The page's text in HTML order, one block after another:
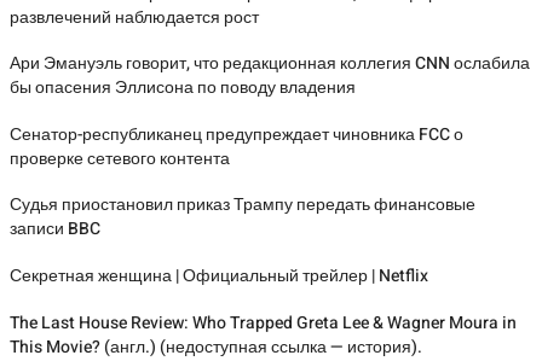
развлечений наблюдается рост
Ари Эмануэль говорит, что редакционная коллегия CNN ослабила
бы опасения Эллисона по поводу владения
Сенатор-республиканец предупреждает чиновника FCC о
проверке сетевого контента
Судья приостановил приказ Трампу передать финансовые
записи BBC
Секретная женщина | Официальный трейлер | Netflix
The Last House Review: Who Trapped Greta Lee & Wagner Moura in
This Movie? (англ.) (недоступная ссылка — история).